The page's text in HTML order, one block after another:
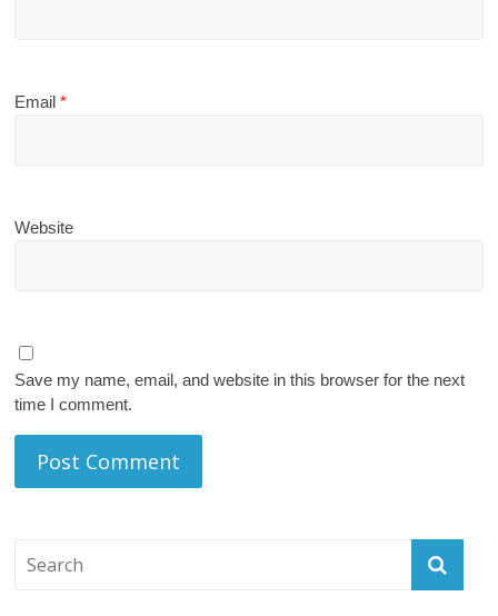
Email*
Website
Save my name, email, and website in this browser for the next
time I comment.